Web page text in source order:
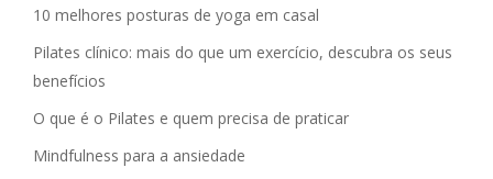
10 melhores posturas de yoga em casal
Pilates clínico: mais do que um exercício, descubra os seus
benefícios
O que é o Pilates e quem precisa de praticar
Mindfulness para a ansiedade